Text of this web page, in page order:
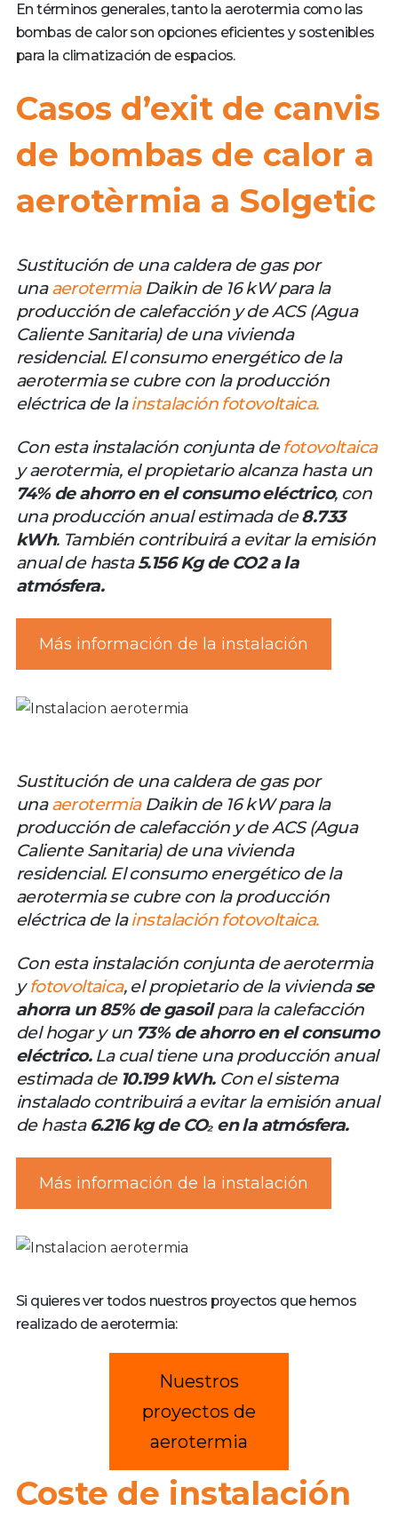
En términos generales, tanto la aerotermia como las
bombas de calor son opciones eficientes y sostenibles
para la climatización de espacios.
Casos d’exit de canvis
de bombas de calor a
aerotèrmia a Solgetic
Sustitución de una caldera de gas por
unaaerotermia Daikin de 16 kW para la
producción de calefacción y de ACS (Agua
Caliente Sanitaria) de una vivienda
residencial. El consumo energético de la
aerotermia se cubre con la producción
eléctrica de lainstalación fotovoltaica.
Con esta instalación conjunta defotovoltaica
y aerotermia, el propietario alcanza hasta un
74% de ahorro en el consumo eléctrico, con
una producción anual estimada de8.733
kWh. También contribuirá a evitar la emisión
anual de hasta5.156 Kg de CO2 a la
atmósfera.
Más información de la instalación
Sustitución de una caldera de gas por
unaaerotermia Daikin de 16 kW para la
producción de calefacción y de ACS (Agua
Caliente Sanitaria) de una vivienda
residencial. El consumo energético de la
aerotermia se cubre con la producción
eléctrica de lainstalación fotovoltaica.
Con esta instalación conjunta de aerotermia
yfotovoltaica, el propietario de la viviendase
ahorra un 85% de gasoilpara la calefacción
del hogar y un 73% de ahorro en el consumo
eléctrico.La cual tiene una producción anual
estimada de 10.199 kWh.Con el sistema
instalado contribuirá a evitar la emisión anual
de hasta 6.216 kg de CO₂ en la atmósfera.
Más información de la instalación
Si quieres ver todos nuestros proyectos que hemos
realizado de aerotermia:
Nuestros
proyectos de
aerotermia
Coste de instalación